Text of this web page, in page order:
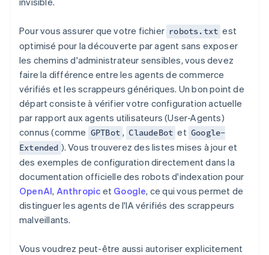
Pour vous assurer que votre fichier robots.txt est
optimisé pour la découverte par agent sans exposer
les chemins d'administrateur sensibles, vous devez
faire la différence entre les agents de commerce
vérifiés et les scrappeurs génériques. Un bon point de
départ consiste à vérifier votre configuration actuelle
par rapport aux agents utilisateurs (User-Agents)
connus (comme GPTBot , ClaudeBot et Google-
Extended ). Vous trouverez des listes mises à jour et
des exemples de configuration directement dans la
documentation officielle des robots d'indexation pour
OpenAI, Anthropic et Google, ce qui vous permet de
distinguer les agents de l'IA vérifiés des scrappeurs
malveillants.
Vous voudrez peut-être aussi autoriser explicitement